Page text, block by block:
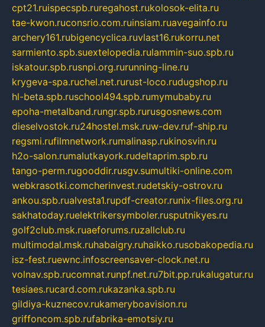
cpt21.ruispecspb.ruregahost.rukolosok-elita.ru
tae-kwon.ruconsrio.com.ruinsiam.ruavegainfo.ru
archery161.rubigencyclica.ruvlast16.rukorru.net
sarmiento.spb.suextelopedia.rulammin-suo.spb.ru
iskatour.spb.rusnpi.org.rurunning-line.ru
krygeva-spa.ruchel.net.rurust-loco.rudugshop.ru
hl-beta.spb.ruschool494.spb.rumymubaby.ru
epoha-metalband.rungr.spb.rurusgosnews.com
dieselvostok.ru24hostel.msk.ruw-dev.ruf-ship.ru
regsmi.rufilmnetwork.rumalinasp.rukinosvin.ru
h2o-salon.rumalutkayork.rudeltaprim.spb.ru
tango-perm.rugooddir.rusgv.sumultiki-online.com
webkrasotki.comcherinvest.rudetskiy-ostrov.ru
ankou.spb.rualvesta1.rupdf-creator.runix-files.org.ru
sakhatoday.ruelektrikersymboler.rusputnikyes.ru
golf2club.msk.ruaeforums.ruzallclub.ru
multimodal.msk.ruhabaigry.ruhaikko.rusobakopedia.ru
isz-fest.ruewnc.infoscreensaver-clock.net.ru
volnav.spb.rucomnat.runpf.net.ru7bit.pp.rukalugatur.ru
tesiaes.rucard.com.rukazanka.spb.ru
gildiya-kuznecov.rukameryboavision.ru
griffoncom.spb.rufabrika-emotsiy.ru